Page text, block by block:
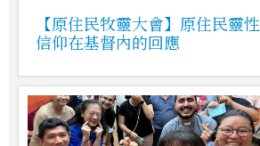
【原住民牧靈大會】原住民靈性
信仰在基督內的回應